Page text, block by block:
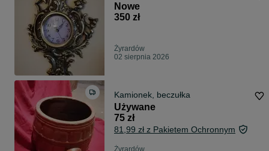
Nowe
350 zł
Żyrardów
02 sierpnia 2026
Kamionek, beczułka
Używane
75 zł
81,99 zł z Pakietem Ochronnym